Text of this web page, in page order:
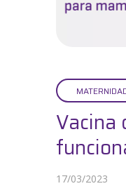
Vacina
17/03/2023